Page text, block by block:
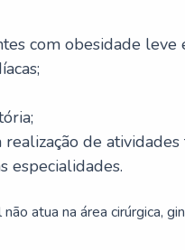
com obesidade leve
de atividades
especialidades.
atua na área cirúrgica,